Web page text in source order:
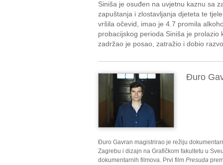
Siniša je osuđen na uvjetnu kaznu sa
zapuštanja i zlostavljanja djeteta te
vršila očevid, imao je 4.7 promila
probacijskog perioda Siniša je
zadržao je posao, zatražio i dobio
Đuro
Đuro Gavran magistrirao je režiju
Zagrebu i dizajn na Grafičkom fakultetu u
dokumentarnih filmova. Prvi film Presuda